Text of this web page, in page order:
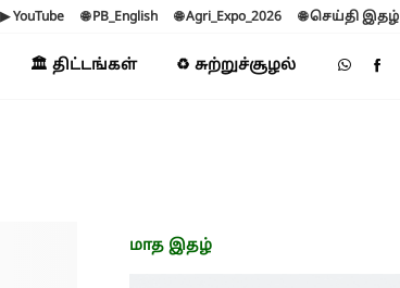
▶ YouTube 🌐 PB_English 🌐 Agri_Expo_2026 🌐 செய்தி இதழ்
🏛️ திட்டங்கள் ♻️ சுற்றுச்சூழல்
மாத இதழ்